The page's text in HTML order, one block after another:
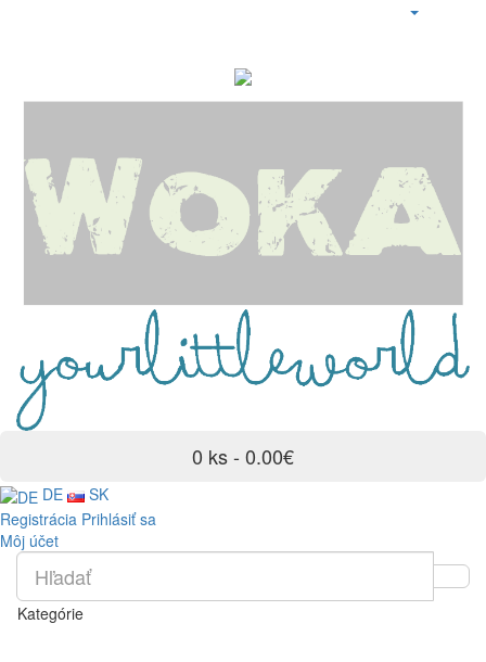
0 ks - 0.00€
DE
SK
Registrácia Prihlásiť sa
Môj účet
Kategórie